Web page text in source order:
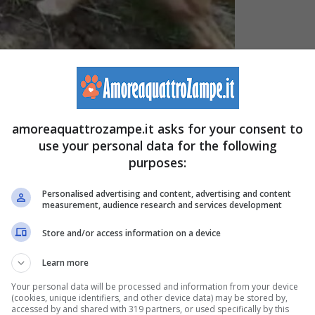
sulla propria pagina Facebook.
. La cagnolina è stata presa con l’unico scopo di
di affetto.Non conosce cosa sia l’amore. La cucciola
volta che qualcuno le si avvicinanon trattiene la
cucciolo non smette di piangere (VIDEO)
amoreaquattrozampe.it asks for your consent to
use your personal data for the following
purposes:
Personalised advertising and content, advertising and content
measurement, audience research and services development
Store and/or access information on a device
Learn more
Your personal data will be processed and information from your device
(cookies, unique identifiers, and other device data) may be stored by,
accessed by and shared with 319 partners, or used specifically by this